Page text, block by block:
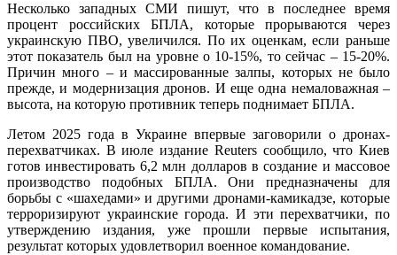
Несколько западных СМИ пишут, что в последнее время
процент российских БПЛА, которые прорываются через
украинскую ПВО, увеличился. По их оценкам, если раньше
этот показатель был на уровне о 10-15%, то сейчас – 15-20%.
Причин много – и массированные залпы, которых не было
прежде, и модернизация дронов. И еще одна немаловажная –
высота, на которую противник теперь поднимает БПЛА.
Летом 2025 года в Украине впервые заговорили о дронах-
перехватчиках. В июле издание Reuters сообщило, что Киев
готов инвестировать 6,2 млн долларов в создание и массовое
производство подобных БПЛА. Они предназначены для
борьбы с «шахедами» и другими дронами-камикадзе, которые
терроризируют украинские города. И эти перехватчики, по
утверждению издания, уже прошли первые испытания,
результат которых удовлетворил военное командование.